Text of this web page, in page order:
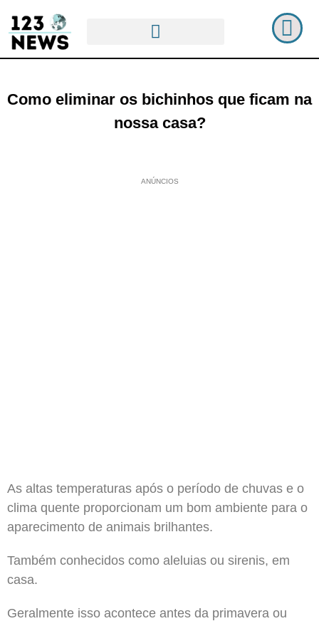
Como eliminar os bichinhos que ficam na
nossa casa?
ANÚNCIOS
As altas temperaturas após o período de chuvas e o
clima quente proporcionam um bom ambiente para o
aparecimento de animais brilhantes.
Também conhecidos como aleluias ou sirenis, em
casa.
Geralmente isso acontece antes da primavera ou